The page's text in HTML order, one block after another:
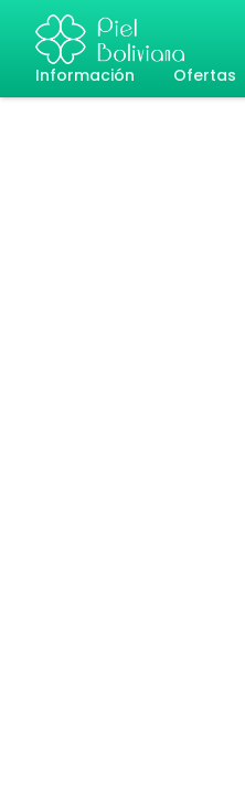
contenido
Información
Ofertas